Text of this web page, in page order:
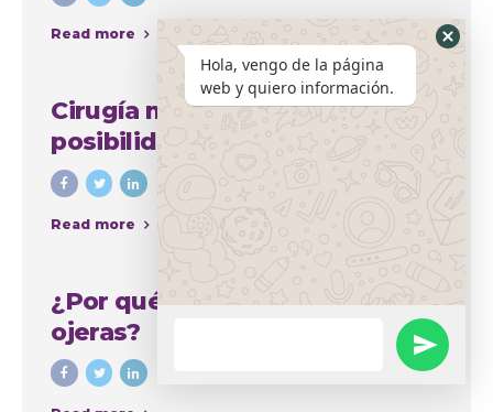
Read more
Cirugía mamaria y sus amplias
posibilidades para mejorar el
aspecto del busto
Read more
¿Por qué se producen las
ojeras?
Hola, vengo de la página
web y quiero información.